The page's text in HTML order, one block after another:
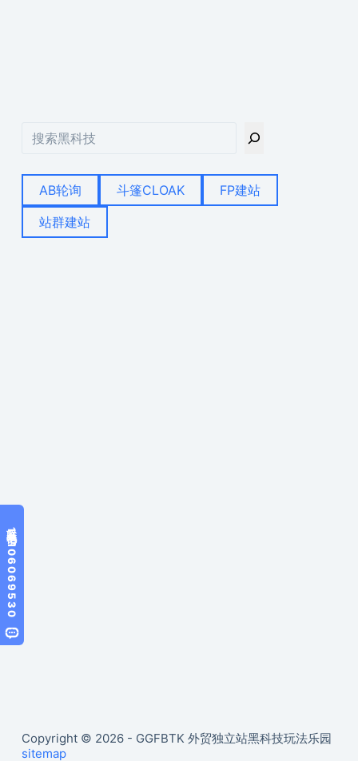
AB轮询 斗篷CLOAK
FP建站
站群建站
Copyright © 2026 - GGFBTK 外贸独立站黑科技玩法乐园
sitemap